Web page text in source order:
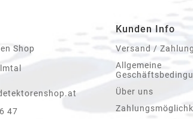
Shop
47
Kunden Info
Versand / Zahlung
Allgemeine
Über uns